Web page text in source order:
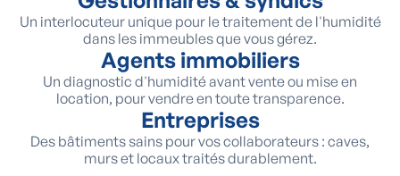
Un interlocuteur unique pour le traitement de l'humidité
dans les immeubles que vous gérez.
Agents immobiliers
Un diagnostic d'humidité avant vente ou mise en
location, pour vendre en toute transparence.
Entreprises
Des bâtiments sains pour vos collaborateurs : caves,
murs et locaux traités durablement.